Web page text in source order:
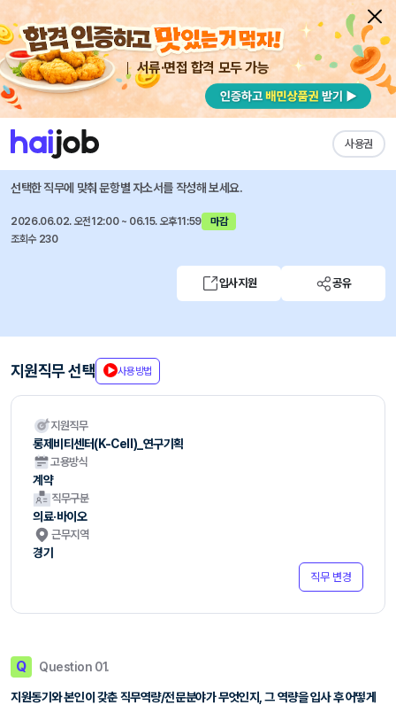
서류·면접 합격 모두 가능
사용권
채용공고 자소서 자유항목 자소서 내 작성목록
차병원 바이오그룹
[그룹 공채] 차병원·차바이오그룹 임원/경력공채
선택한 직무에 맞춰 문항별 자소서를 작성해 보세요.
2026.06.02. 오전12:00 ~ 06.15. 오후11:59
마감
조회수 230
입사지원 공유
지원직무 선택 사용방법
지원직무
롱제비티센터(K-Cell)_연구기획
고용방식
계약
직무구분
의료·바이오
근무지역
경기
직무 변경
Q Question 01.
지원동기와 본인이 갖춘 직무역량/전문분야가 무엇인지, 그 역량을 입사 후 어떻게